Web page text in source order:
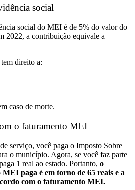
social
social do MEI é de 5% do valor do
2022, a contribuição equivale a
direito a:
caso de morte.
o faturamento MEI
serviço, você paga o Imposto Sobre
o município. Agora, se você faz parte
1 real ao estado. Portanto, o
paga é em torno de 65 reais e a
com o faturamento MEI.